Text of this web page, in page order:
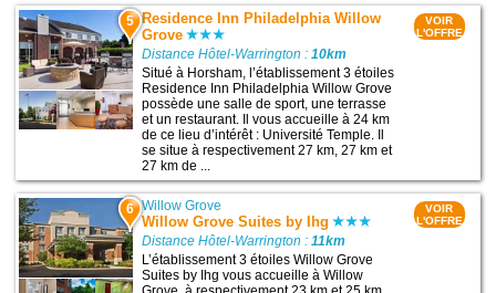
5 Residence Inn Philadelphia Willow
Grove
Distance Hôtel-Warrington :10km
Situé à Horsham, l’établissement 3 étoiles
Residence Inn Philadelphia Willow Grove
possède une salle de sport, une terrasse
et un restaurant. Il vous accueille à 24 km
de ce lieu d’intérêt : Université Temple. Il
se situe à respectivement 27 km, 27 km et
27 km de ...
VOIR
L'OFFRE
6 Willow Grove
Willow Grove Suites by Ihg
Distance Hôtel-Warrington :11km
L’établissement 3 étoiles Willow Grove
Suites by Ihg vous accueille à Willow
VOIR
L'OFFRE